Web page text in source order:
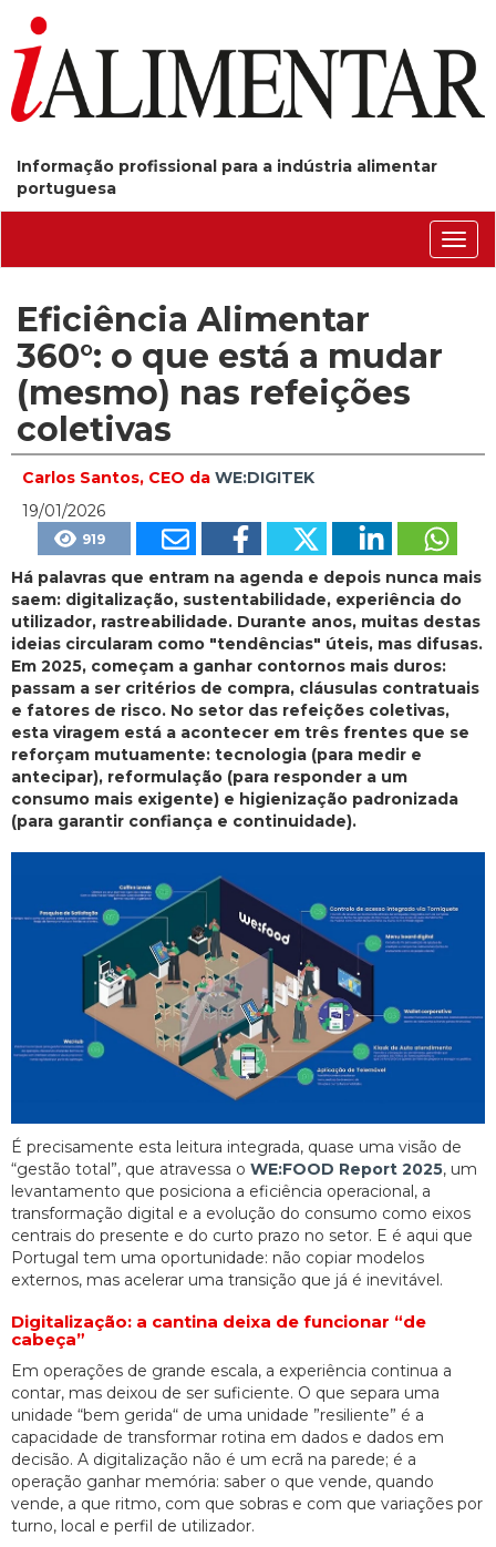
Informação profissional para a indústria alimentar
portuguesa
Eficiência Alimentar
360°: o que está a mudar
(mesmo) nas refeições
coletivas
Carlos Santos, CEO da WE:DIGITEK
19/01/2026
919
Há palavras que entram na agenda e depois nunca mais
saem: digitalização, sustentabilidade, experiência do
utilizador, rastreabilidade. Durante anos, muitas destas
ideias circularam como "tendências" úteis, mas difusas.
Em 2025, começam a ganhar contornos mais duros:
passam a ser critérios de compra, cláusulas contratuais
e fatores de risco. No setor das refeições coletivas,
esta viragem está a acontecer em três frentes que se
reforçam mutuamente: tecnologia (para medir e
antecipar), reformulação (para responder a um
consumo mais exigente) e higienização padronizada
(para garantir confiança e continuidade).
É precisamente esta leitura integrada, quase uma visão de
“gestão total”, que atravessa o WE:FOOD Report 2025, um
levantamento que posiciona a eficiência operacional, a
transformação digital e a evolução do consumo como eixos
centrais do presente e do curto prazo no setor. E é aqui que
Portugal tem uma oportunidade: não copiar modelos
externos, mas acelerar uma transição que já é inevitável.
Digitalização: a cantina deixa de funcionar “de
cabeça”
Em operações de grande escala, a experiência continua a
contar, mas deixou de ser suficiente. O que separa uma
unidade “bem gerida“ de uma unidade ”resiliente” é a
capacidade de transformar rotina em dados e dados em
decisão. A digitalização não é um ecrã na parede; é a
operação ganhar memória: saber o que vende, quando
vende, a que ritmo, com que sobras e com que variações por
turno, local e perfil de utilizador.